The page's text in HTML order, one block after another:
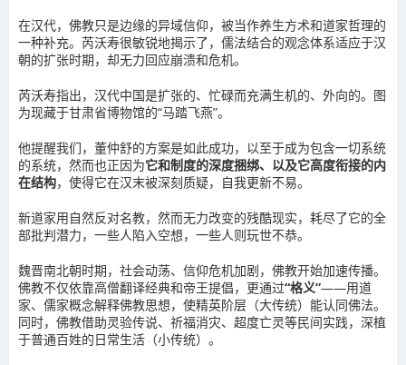
在汉代，佛教只是边缘的异域信仰，被当作养生方术和道家哲理的
一种补充。芮沃寿很敏锐地揭示了，儒法结合的观念体系适应于汉
朝的扩张时期，却无力回应崩溃和危机。
芮沃寿指出，汉代中国是扩张的、忙碌而充满生机的、外向的。图
为现藏于甘肃省博物馆的“马踏飞燕”。
他提醒我们，董仲舒的方案是如此成功，以至于成为包含一切系统
的系统，然而也正因为它和制度的深度捆绑、以及它高度衔接的内
在结构，使得它在汉末被深刻质疑，自我更新不易。
新道家用自然反对名教，然而无力改变的残酷现实，耗尽了它的全
部批判潜力，一些人陷入空想，一些人则玩世不恭。
魏晋南北朝时期，社会动荡、信仰危机加剧，佛教开始加速传播。
佛教不仅依靠高僧翻译经典和帝王提倡，更通过“格义”——用道
家、儒家概念解释佛教思想，使精英阶层（大传统）能认同佛法。
同时，佛教借助灵验传说、祈福消灾、超度亡灵等民间实践，深植
于普通百姓的日常生活（小传统）。